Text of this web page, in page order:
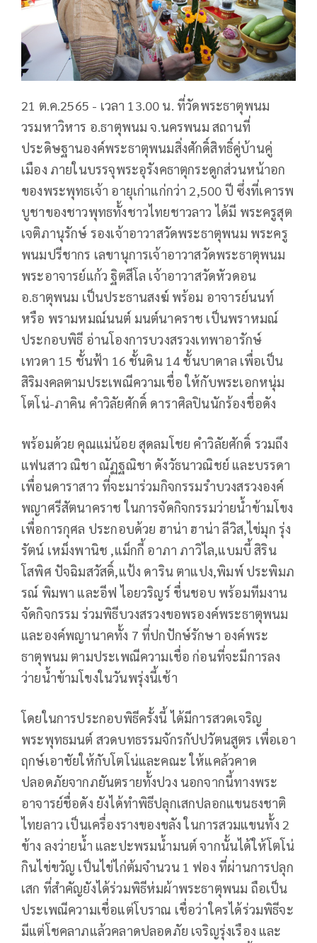
21 ต.ค.2565 - เวลา 13.00 น. ที่วัดพระธาตุพนม
วรมหาวิหาร อ.ธาตุพนม จ.นครพนม สถานที่
ประดิษฐานองค์พระธาตุพนมสิ่งศักดิ์สิทธิ์คู่บ้านคู่
เมือง ภายในบรรจุพระอุรังคธาตุกระดูกส่วนหน้าอก
ของพระพุทธเจ้า อายุเก่าแก่กว่า 2,500 ปี ซึ่งที่เคารพ
บูชาของชาวพุทธทั้งชาวไทยชาวลาว ได้มี พระครูสุต
เจติภานุรักษ์ รองเจ้าอาวาสวัดพระธาตุพนม พระครู
พนมปรีชากร เลขานุการเจ้าอาวาสวัดพระธาตุพนม
พระอาจารย์แก้ว ฐิตสีโล เจ้าอาวาสวัดหัวดอน
อ.ธาตุพนม เป็นประธานสงฆ์ พร้อม อาจารย์นนท์
หรือ พรามหมณ์นนต์ มนต์นาคราช เป็นพราหมณ์
ประกอบพิธี อ่านโองการบวงสรวงเทพาอารักษ์
เทวดา 15 ชั้นฟ้า 16 ชั้นดิน 14 ชั้นบาดาล เพื่อเป็น
สิริมงคลตามประเพณีความเชื่อ ให้กับพระเอกหนุ่ม
โตโน่-ภาคิน คำวิลัยศักดิ์ ดาราศิลปินนักร้องชื่อดัง
พร้อมด้วย คุณแม่น้อย สุดลมโชย คำวิลัยศักดิ์ รวมถึง
แฟนสาว ณิชา ณัฏฐณิชา ดังวัธนาวณิชย์ และบรรดา
เพื่อนดาราสาว ที่จะมาร่วมกิจกรรมรำบวงสรวงองค์
พญาศรีสัตนาคราช ในการจัดกิจกรรมว่ายน้ำข้ามโขง
เพื่อการกุศล ประกอบด้วย ฮาน่า ฮาน่า ลีวิส,ไข่มุก รุ่ง
รัตน์ เหม็งพานิช ,แม็กกี้ อาภา ภาวิไล,แบมบี้ สิริน
โสพิศ ปัจฉิมสวัสดิ์,แป้ง ดาริน ตาแปง,พิมพ์ ประพิมภ
รณ์ พิมพา และอีฟ ไอยวริญร์ ชื่นชอบ พร้อมทีมงาน
จัดกิจกรรม ร่วมพิธีบวงสรวงขอพรองค์พระธาตุพนม
และองค์พญานาคทั้ง 7 ที่ปกปักษ์รักษา องค์พระ
ธาตุพนม ตามประเพณีความเชื่อ ก่อนที่จะมีการลง
ว่ายน้ำข้ามโขงในวันพรุ่งนี้เช้า
โดยในการประกอบพิธีครั้งนี้ ได้มีการสวดเจริญ
พระพุทธมนต์ สวดบทธรรมจักรกัปปวัตนสูตร เพื่อเอา
ฤกษ์เอาชัยให้กับโตโน่และคณะ ให้แคล้วคาด
ปลอดภัยจากภยันตรายทั้งปวง นอกจากนี้ทางพระ
อาจารย์ชื่อดัง ยังได้ทำพิธีปลุกเสกปลอกแขนธงชาติ
ไทยลาว เป็นเครื่องรางของขลัง ในการสวมแขนทั้ง 2
ข้าง ลงว่ายน้ำ และปะพรมน้ำมนต์ จากนั้นได้ให้โตโน่
กินไข่ขวัญ เป็นไข่ไก่ต้มจำนวน 1 ฟอง ที่ผ่านการปลุก
เสก ที่สำคัญยังได้ร่วมพิธีห่มผ้าพระธาตุพนม ถือเป็น
ประเพณีความเชื่อแต่โบราณ เชื่อว่าใครได้ร่วมพิธีจะ
มีแต่โชคลาภแล้วคลาดปลอดภัย เจริญรุ่งเรือง และ